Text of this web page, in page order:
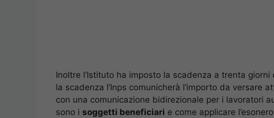
Inoltre l’Istituto ha imposto la scadenza a trenta giorni
la scadenza l’Inps comunicherà l’importo da versare
con una comunicazione bidirezionale per i lavoratori
sono i soggetti beneficiari e come applicare